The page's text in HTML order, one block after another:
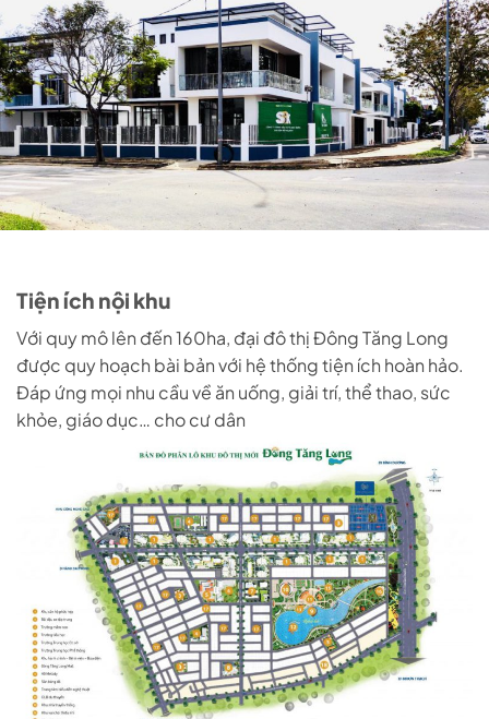
Tiện ích nội khu
Với quy mô lên đến 160ha, đại đô thị Đông Tăng Long
được quy hoạch bài bản với hệ thống tiện ích hoàn hảo.
Đáp ứng mọi nhu cầu về ăn uống, giải trí, thể thao, sức
khỏe, giáo dục… cho cư dân